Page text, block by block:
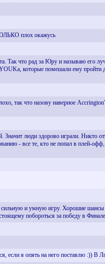
плох окажусь
Так что рад за Юру и называю его
которые помешали ему
так что назову наверное
люди здорово играли. Никто
- все те, кто не попал в плей-
и умную игру. Хорошие шансы
побороться за победу в
если я опять на него поставлю :)) В